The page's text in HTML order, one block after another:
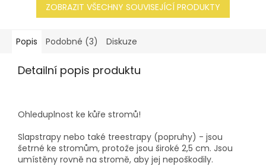
ZOBRAZIT VŠECHNY SOUVISEJÍCÍ PRODUKTY
Popis Podobné (3) Diskuze
Detailní popis produktu
Ohleduplnost ke kůře stromů!
Slapstrapy nebo také treestrapy (popruhy) - jsou
šetrné ke stromům, protože jsou široké 2,5 cm. Jsou
umístěny rovně na stromě, aby jej nepoškodily.